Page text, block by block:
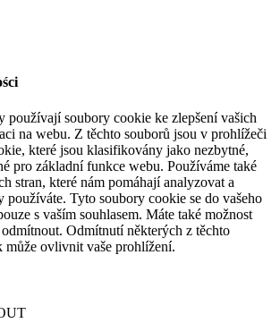
používají soubory cookie ke zlepšení vašich
na webu. Z těchto souborů jsou v prohlížeči
které jsou klasifikovány jako nezbytné,
pro základní funkce webu. Používáme také
stran, které nám pomáhají analyzovat a
používáte. Tyto soubory cookie se do vašeho
s vaším souhlasem. Máte také možnost
Odmítnutí některých z těchto
může ovlivnit vaše prohlížení.